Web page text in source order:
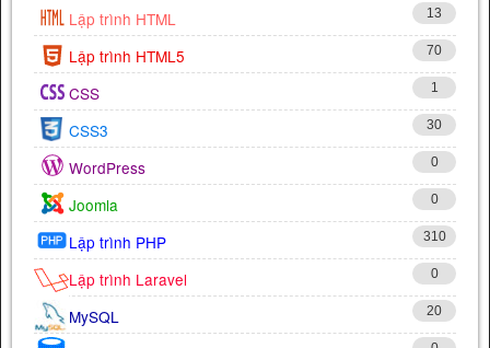
Lập trình HTML 13
Lập trình HTML5 70
CSS 1
CSS3 30
WordPress 0
Joomla 0
Lập trình PHP 310
Lập trình Laravel 0
MySQL 20